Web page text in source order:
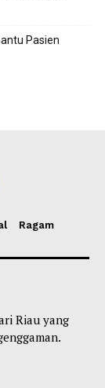
Pasien
Ragam
Riau yang